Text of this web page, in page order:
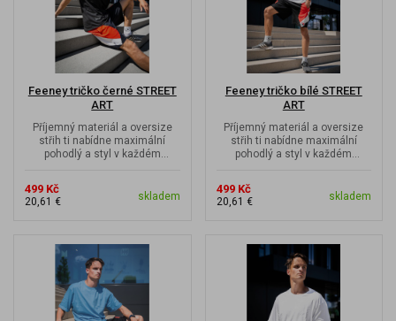
Feeney tričko černé STREET
ART
Příjemný materiál a oversize
střih ti nabídne maximální
pohodlý a styl v každém
499 Kč
20,61 € skladem
Feeney tričko bílé STREET
ART
Příjemný materiál a oversize
střih ti nabídne maximální
pohodlý a styl v každém
499 Kč
20,61 € skladem